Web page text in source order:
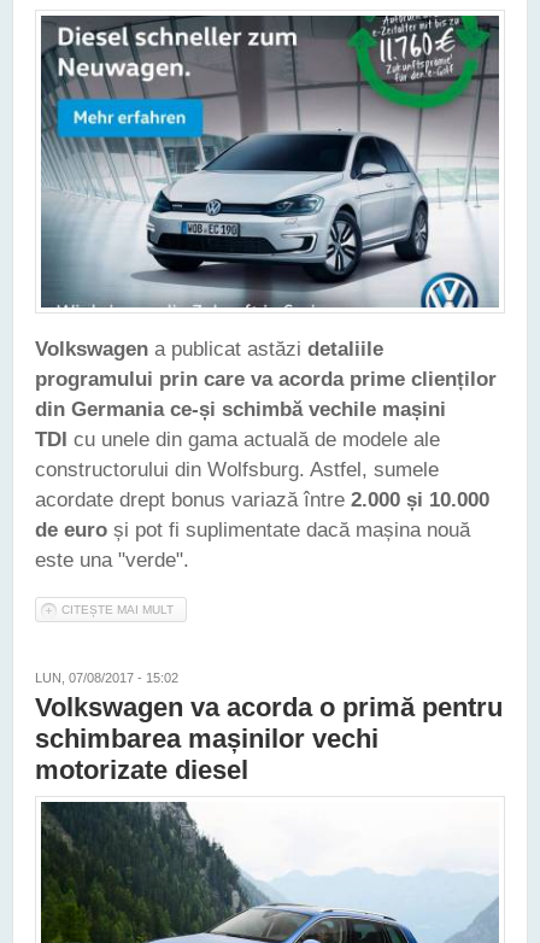
Volkswagen a publicat astăzi detaliile
programului prin care va acorda prime clienților
din Germania ce-și schimbă vechile mașini
TDI cu unele din gama actuală de modele ale
constructorului din Wolfsburg. Astfel, sumele
acordate drept bonus variază între 2.000 și 10.000
de euro și pot fi suplimentate dacă mașina nouă
este una "verde".
CITEȘTE MAI MULT
LUN, 07/08/2017 - 15:02
Volkswagen va acorda o primă pentru
schimbarea mașinilor vechi
motorizate diesel